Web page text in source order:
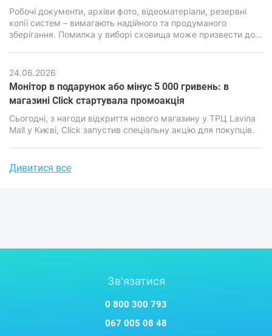
Робочі документи, архіви фото, відеоматеріали, резервні
копії систем – вимагають надійного та продуманого
зберігання. Помилка у виборі сховища може призвести до
сервісами та локальними накопичувачами стоїть особливо
гостро.
24.06.2026
Монітор в подарунок або мінус 5 000 гривень: в
магазині Click стартувала промоакція
​​​​​​​Сьогодні, з нагоди відкриття нового магазину у ТРЦ Lavina
Mall у Києві, Click запустив спеціальну акцію для покупців.
Дивитися все
Зв'язатися
0 800 300 793
067 005 08 48